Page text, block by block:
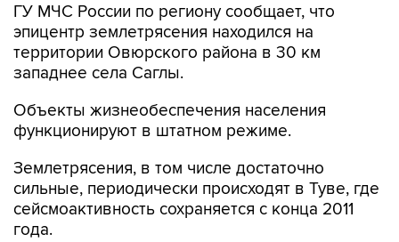
ГУ МЧС России по региону сообщает, что
эпицентр землетрясения находился на
территории Овюрского района в 30 км
западнее села Саглы.
Объекты жизнеобеспечения населения
функционируют в штатном режиме.
Землетрясения, в том числе достаточно
сильные, периодически происходят в Туве, где
сейсмоактивность сохраняется с конца 2011
года.